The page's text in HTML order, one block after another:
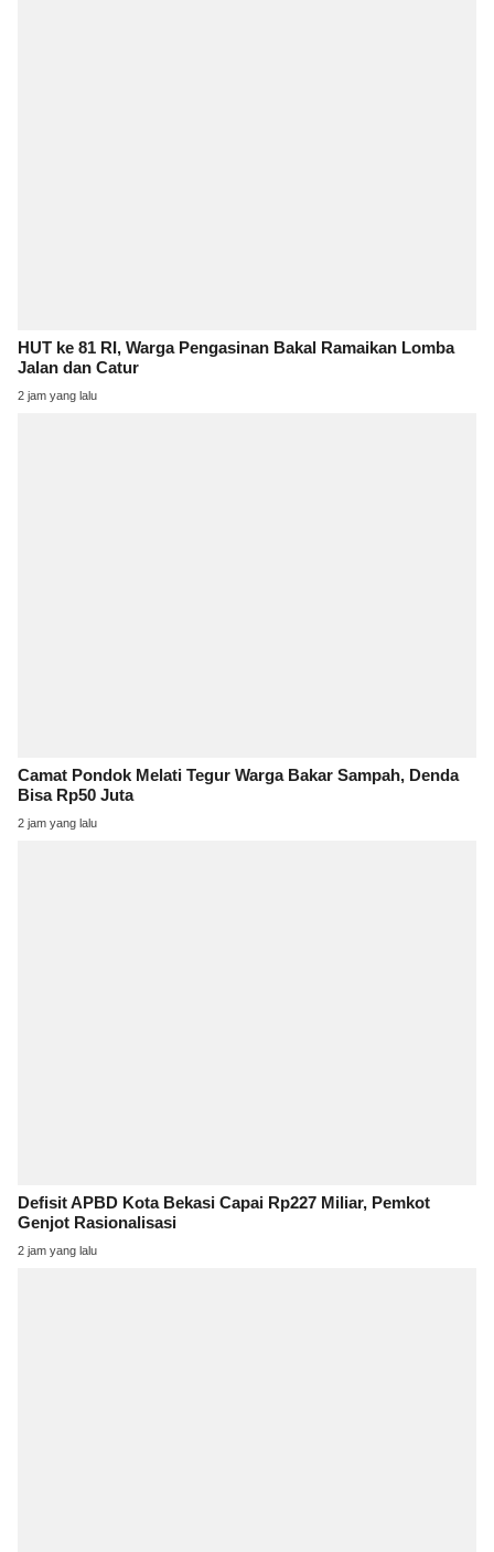
HUT ke 81 RI, Warga Pengasinan Bakal Ramaikan Lomba
Jalan dan Catur
2 jam yang lalu
Camat Pondok Melati Tegur Warga Bakar Sampah, Denda
Bisa Rp50 Juta
2 jam yang lalu
Defisit APBD Kota Bekasi Capai Rp227 Miliar, Pemkot
Genjot Rasionalisasi
2 jam yang lalu